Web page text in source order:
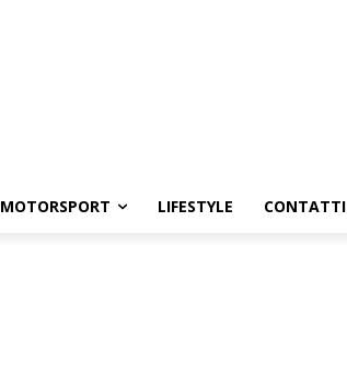
MOTORSPORT LIFESTYLE CONTATTI